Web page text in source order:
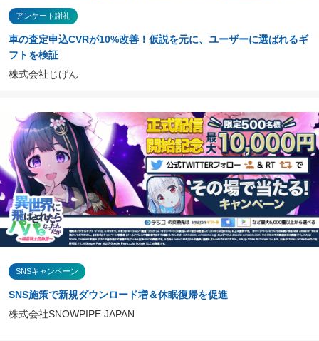
アンケート謝礼
車の査定申込CVRが10%改善！仮説を元に、ユーザーに選ばれるギ
フトを検証
株式会社じげん
SNSキャンペーン
SNS施策で新規ダウンロード増＆休眠復帰を促進
株式会社SNOWPIPE JAPAN